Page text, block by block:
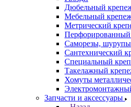
Дюбельный
Мебельный
Метрический
Саморезы, шурупы
Сантехнический
Специальный
Такелажный
Хомуты
Запчасти и аксессуары